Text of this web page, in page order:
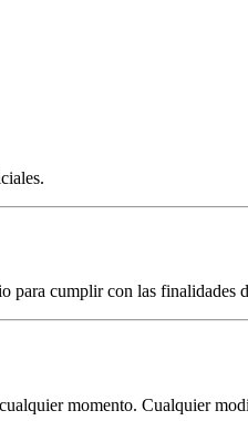
para cumplir con las
momento. Cualquier